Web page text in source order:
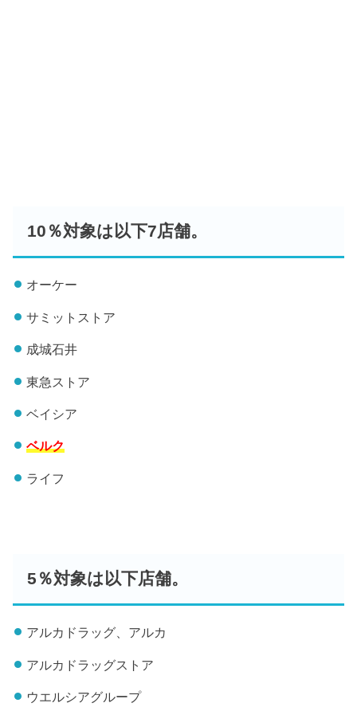
10％対象は以下7店舗。
オーケー
サミットストア
成城石井
東急ストア
ベイシア
ベルク
ライフ
5％対象は以下店舗。
アルカドラッグ、アルカ
アルカドラッグストア
ウエルシアグループ